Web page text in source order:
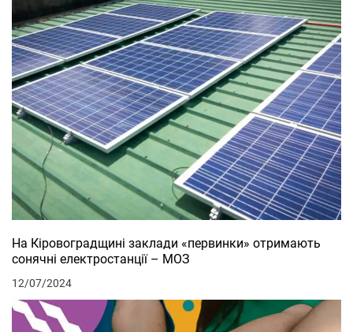
На Кіровоградщині заклади «первинки» отримають
сонячні електростанції – МОЗ
12/07/2024